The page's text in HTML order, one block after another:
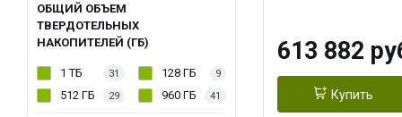
ОБЩИЙ ОБЪЕМ
ТВЕРДОТЕЛЬНЫХ
НАКОПИТЕЛЕЙ (ГБ)
1 ТБ 31 128 ГБ 9
512 ГБ 29 960 ГБ 41
Turbo/ 960 ГБ
613 882
Купить